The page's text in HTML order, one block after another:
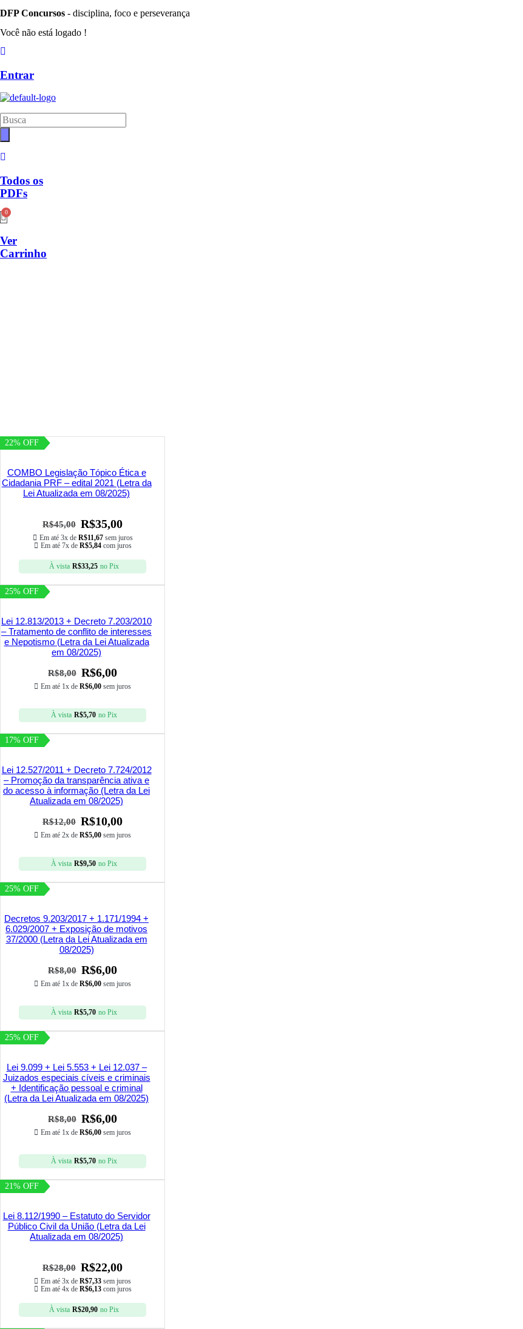
DFP Concursos - disciplina, foco e perseverança
Você não está logado !
Entrar
Pesquisar
produtos
Todos os
PDFs
Ver
Carrinho
22% OFF
COMBO Legislação Tópico Ética e
Cidadania PRF – edital 2021 (Letra da
Lei Atualizada em 08/2025)
R$45,00 R$35,00
Em até 3x de R$11,67sem juros
Em até 7x de R$5,84com juros
À vista R$33,25 no Pix
25% OFF
Lei 12.813/2013 + Decreto 7.203/2010
– Tratamento de conflito de interesses
e Nepotismo (Letra da Lei Atualizada
em 08/2025)
R$8,00 R$6,00
Em até 1x de R$6,00 sem juros
À vista R$5,70 no Pix
17% OFF
Lei 12.527/2011 + Decreto 7.724/2012
– Promoção da transparência ativa e
do acesso à informação (Letra da Lei
Atualizada em 08/2025)
R$12,00 R$10,00
Em até 2x de R$5,00 sem juros
À vista R$9,50 no Pix
25% OFF
Decretos 9.203/2017 + 1.171/1994 +
6.029/2007 + Exposição de motivos
37/2000 (Letra da Lei Atualizada em
08/2025)
R$8,00 R$6,00
Em até 1x de R$6,00 sem juros
À vista R$5,70 no Pix
25% OFF
Lei 9.099 + Lei 5.553 + Lei 12.037 –
Juizados especiais cíveis e criminais
+ Identificação pessoal e criminal
(Letra da Lei Atualizada em 08/2025)
R$8,00 R$6,00
Em até 1x de R$6,00 sem juros
À vista R$5,70 no Pix
21% OFF
Lei 8.112/1990 – Estatuto do Servidor
Público Civil da União (Letra da Lei
Atualizada em 08/2025)
R$28,00 R$22,00
Em até 3x de R$7,33 sem juros
Em até 4x de R$6,13com juros
À vista R$20,90 no Pix